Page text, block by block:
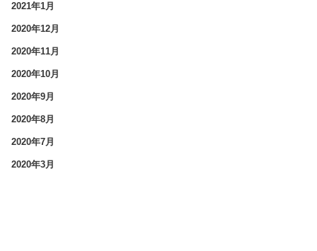
2021年1月
2020年12月
2020年11月
2020年10月
2020年9月
2020年8月
2020年7月
2020年3月